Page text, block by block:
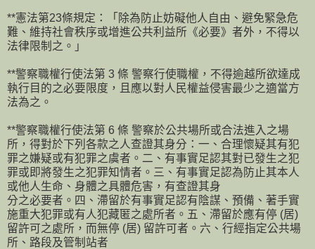
**憲法第23條規定：「除為防止妨礙他人自由、避免緊急危
難、維持社會秩序或增進公共利益所《必要》者外，不得以
法律限制之。」
**警察職權行使法第 3 條 警察行使職權，不得逾越所欲達成
執行目的之必要限度，且應以對人民權益侵害最少之適當方
法為之。
**警察職權行使法第 6 條 警察於公共場所或合法進入之場
所，得對於下列各款之人查證其身分：一、合理懷疑其有犯
罪之嫌疑或有犯罪之虞者。二、有事實足認其對已發生之犯
罪或即將發生之犯罪知情者。三、有事實足認為防止其本人
或他人生命、身體之具體危害，有查證其身
分之必要者。四、滯留於有事實足認有陰謀、預備、著手實
施重大犯罪或有人犯藏匿之處所者。五、滯留於應有停 (居)
留許可之處所，而無停 (居) 留許可者。六、行經指定公共場
所、路段及管制站者